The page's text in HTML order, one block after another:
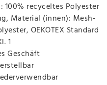
100% recyceltes Polyester
Material (innen): Mesh-
OEKOTEX Standard
1
Geschäft